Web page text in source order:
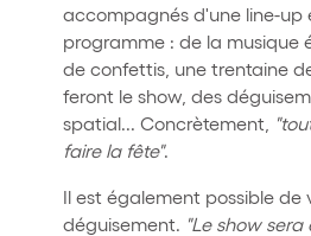
accompagnés d'une line-up
programme : de la musique
de confettis, une trentaine
feront le show, des
spatial... Concrètement,
faire la fête".
Il est également possible de
déguisement. "Le show